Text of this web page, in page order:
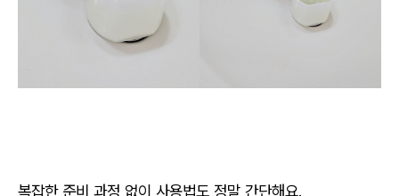
복잡한 준비 과정 없이 사용법도 정말 간단해요.